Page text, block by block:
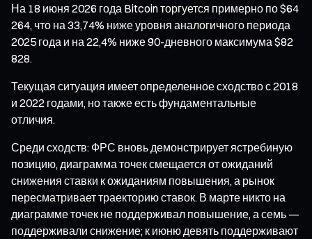
На 18 июня 2026 года Bitcoin торгуется примерно по $64
264, что на 33,74% ниже уровня аналогичного периода
2025 года и на 22,4% ниже 90-дневного максимума $82
828.
Текущая ситуация имеет определенное сходство с 2018
и 2022 годами, но также есть фундаментальные
отличия.
Среди сходств: ФРС вновь демонстрирует ястребиную
позицию, диаграмма точек смещается от ожиданий
снижения ставки к ожиданиям повышения, а рынок
пересматривает траекторию ставок. В марте никто на
диаграмме точек не поддерживал повышение, а семь —
поддерживали снижение; к июню девять поддерживают